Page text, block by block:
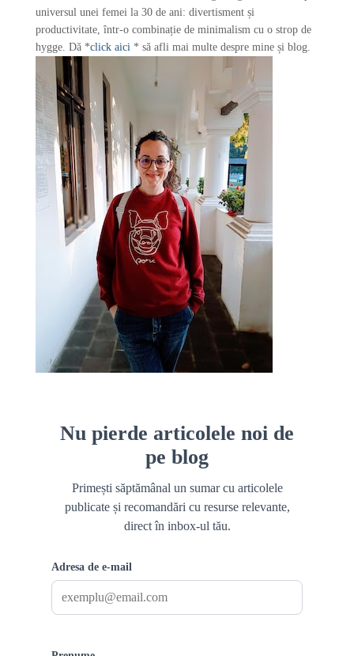
universul unei femei la 30 de ani: divertisment și
productivitate, într-o combinație de minimalism cu o strop de
hygge. Dă *click aici * să afli mai multe despre mine și blog.